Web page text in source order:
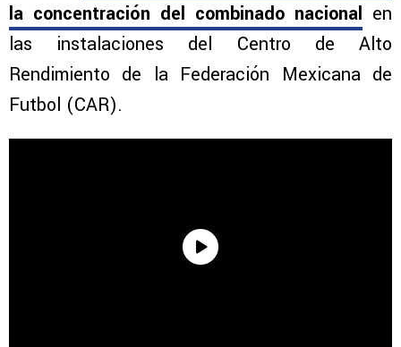
la concentración del combinado nacional en
las instalaciones del Centro de Alto
Rendimiento de la Federación Mexicana de
Futbol (CAR).